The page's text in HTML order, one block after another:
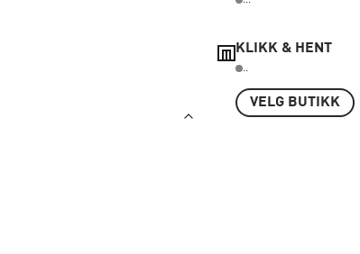
KLIKK & HENT
..
VELG BUTIKK